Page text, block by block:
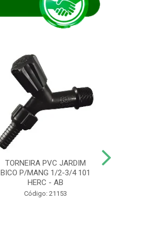
TORNEIRA PVC JARDIM
BICO P/MANG 1/2-3/4 101
HERC - AB
Código: 21153